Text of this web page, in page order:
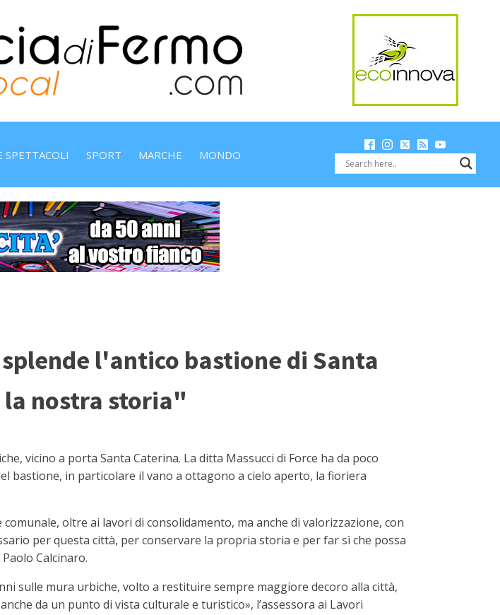
SPETTACOLI SPORT MARCHE MONDO
l'antico bastione di Santa
la nostra storia"
vicino a porta Santa Caterina. La ditta Massucci di Force ha da poco
bastione, in particolare il vano a ottagono a cielo aperto, la fioriera
oltre ai lavori di consolidamento, ma anche di valorizzazione, con
per questa città, per conservare la propria storia e per far sì che possa
Calcinaro.
sulle mura urbiche, volto a restituire sempre maggiore decoro alla città,
da un punto di vista culturale e turistico», l’assessora ai Lavori